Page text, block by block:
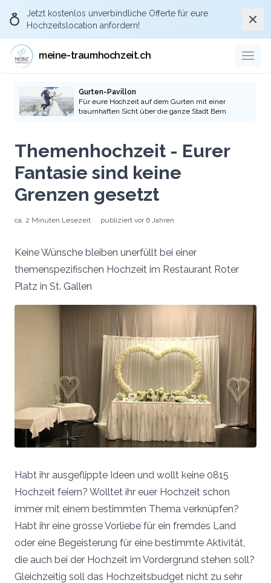
Jetzt kostenlos unverbindliche Offerte für eure
Hochzeitslocation anfordern!
meine-traumhochzeit.ch
Gurten-Pavillon
Für eure Hochzeit auf dem Gurten mit einer
traumhaften Sicht über die ganze Stadt Bern
Themenhochzeit - Eurer
Fantasie sind keine
Grenzen gesetzt
ca. 2 Minuten Lesezeit publiziert vor 6 Jahren
Keine Wünsche bleiben unerfüllt bei einer
themenspezifischen Hochzeit im Restaurant Roter
Platz in St. Gallen
Habt ihr ausgeflippte Ideen und wollt keine 0815
Hochzeit feiern? Wolltet ihr euer Hochzeit schon
immer mit einem bestimmten Thema verknüpfen?
Habt ihr eine grosse Vorliebe für ein fremdes Land
oder eine Begeisterung für eine bestimmte Aktivität,
die auch bei der Hochzeit im Vordergrund stehen soll?
Gleichzeitig soll das Hochzeitsbudget nicht zu sehr